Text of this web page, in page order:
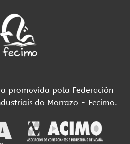
promovida pola Federación
do Morrazo - Fecimo.